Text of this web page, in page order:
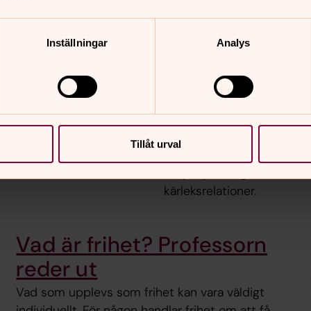
Inställningar Analys
Tillåt urval
vanliga liv som möjligt.
chef för Act
arbete för
Så håller
kärlekstips:
En hållbar relation och
frihet med en annan
man det att funka på
”Hej hej vardag”
kärleksrelationer.
Vad är frihet? Professorn
reder ut
Vad som upplevs som frihet kan vara väldigt